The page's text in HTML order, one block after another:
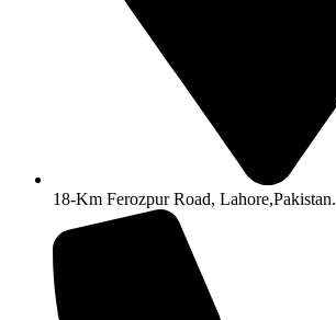
18-Km Ferozpur Road, Lahore,Pakistan.